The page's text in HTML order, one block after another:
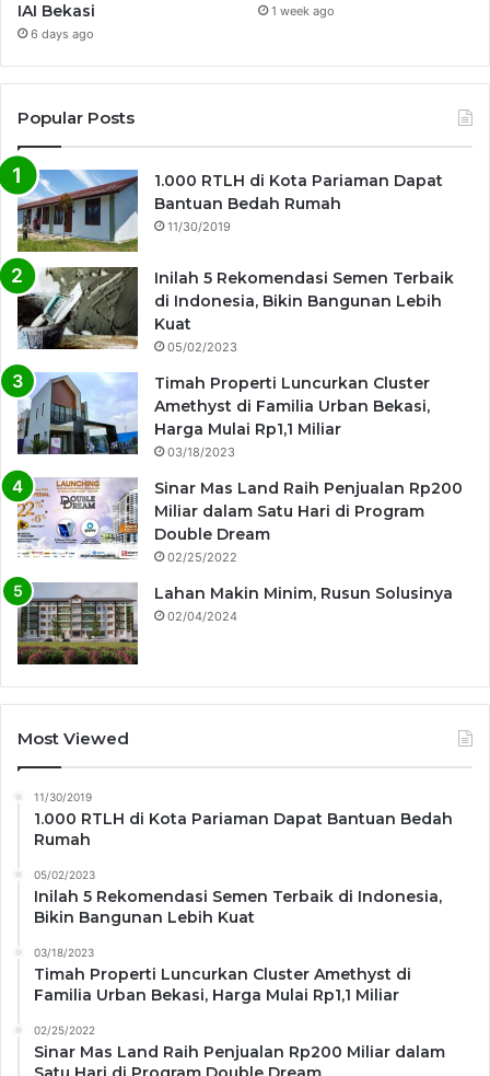
IAI Bekasi
6 days ago
1 week ago
Popular Posts
1.000 RTLH di Kota Pariaman Dapat
Bantuan Bedah Rumah
11/30/2019
Inilah 5 Rekomendasi Semen Terbaik
di Indonesia, Bikin Bangunan Lebih
Kuat
05/02/2023
Timah Properti Luncurkan Cluster
Amethyst di Familia Urban Bekasi,
Harga Mulai Rp1,1 Miliar
03/18/2023
Sinar Mas Land Raih Penjualan Rp200
Miliar dalam Satu Hari di Program
Double Dream
02/25/2022
Lahan Makin Minim, Rusun Solusinya
02/04/2024
Most Viewed
11/30/2019
1.000 RTLH di Kota Pariaman Dapat Bantuan Bedah
Rumah
05/02/2023
Inilah 5 Rekomendasi Semen Terbaik di Indonesia,
Bikin Bangunan Lebih Kuat
03/18/2023
Timah Properti Luncurkan Cluster Amethyst di
Familia Urban Bekasi, Harga Mulai Rp1,1 Miliar
02/25/2022
Sinar Mas Land Raih Penjualan Rp200 Miliar dalam